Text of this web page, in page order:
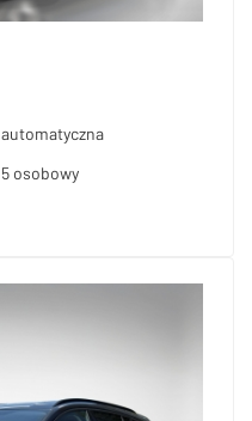
automatyczna
5 osobowy